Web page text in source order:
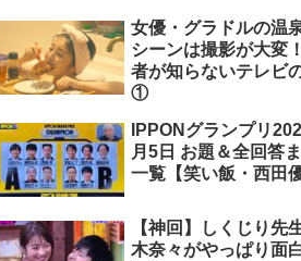
女優・グラドルの温
シーンは撮影が大変
者が知らないテレビ
①
IPPONグランプリ
月5日 お題＆全回答
一覧【笑い飯・西田優
【神回】しくじり先
木奈々がやっぱり面